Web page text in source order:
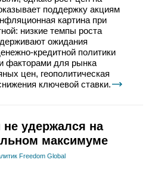
поддержку акциям
картина при
низкие темпы роста
ожидания
кредитной политики
факторами для рынка
цен, геополитическая
ключевой ставки.
удержался на
максимуме
Freedom Global